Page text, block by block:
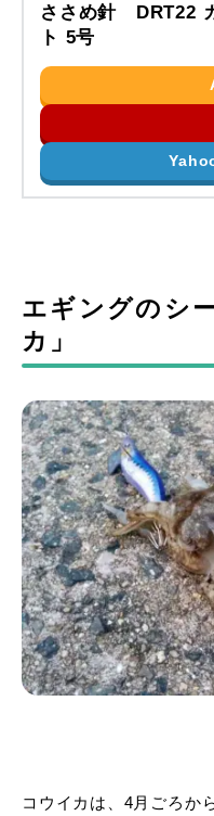
ささめ針 DRT22
ト 5号
エギングのシ
カ」
コウイカは、4月ごろか